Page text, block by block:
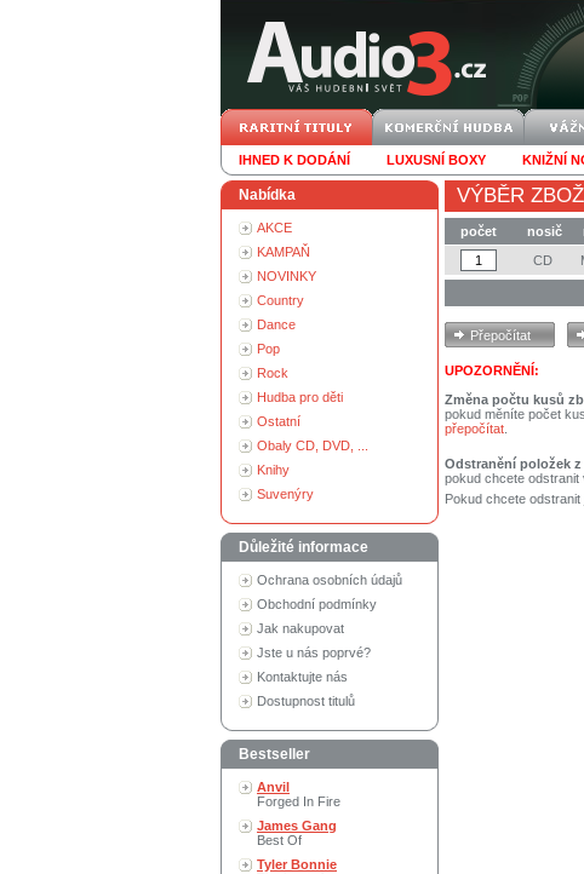
IHNED K DODÁNÍ LUXUSNÍ BOXY KNIŽNÍ
Nabídka
AKCE
KAMPAŇ
NOVINKY
Country
Dance
Pop
Rock
Hudba pro děti
Ostatní
Obaly CD, DVD, ...
Knihy
Suvenýry
Důležité informace
Ochrana osobních údajů
Obchodní podmínky
Jak nakupovat
Jste u nás poprvé?
Kontaktujte nás
Dostupnost titulů
Bestseller
Anvil
Forged In Fire
James Gang
Best Of
Tyler Bonnie
VÝBĚR
počet nosič
CD
UPOZORNĚNÍ:
Změna počtu kusů
pokud měníte počet
přepočítat
Odstranění položek
pokud chcete
Pokud chcete